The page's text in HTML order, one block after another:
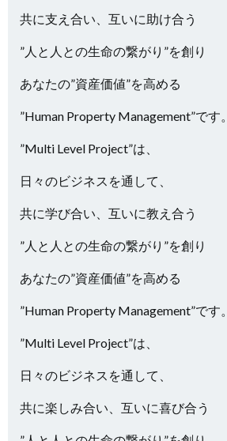
共に支え合い、互いに助け合う
”人と人との生命の繋がり”を創り
あなたの”資産価値”を高める
”Human Property Management”です。
”Multi Level Project”は、
日々のビジネスを通して、
共に学び合い、互いに教え合う
”人と人との生命の繋がり”を創り
あなたの”資産価値”を高める
”Human Property Management”です。
”Multi Level Project”は、
日々のビジネスを通して、
共に楽しみ合い、互いに喜び合う